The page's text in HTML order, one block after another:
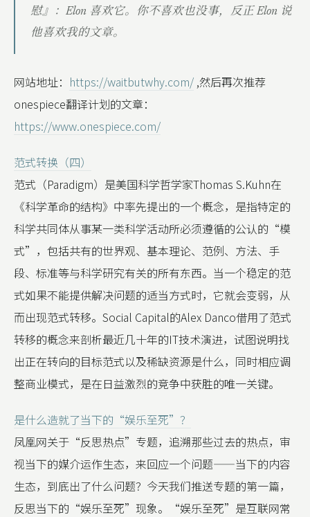
慰』：Elon 喜欢它。你不喜欢也没事，反正 Elon 说
他喜欢我的文章。
网站地址： https://waitbutwhy.com/ ,然后再次推荐
onespiece翻译计划的文章：
https://www.onespiece.com/
范式转换（四）
范式（Paradigm）是美国科学哲学家Thomas S.Kuhn在
《科学革命的结构》中率先提出的一个概念，是指特定的
科学共同体从事某一类科学活动所必须遵循的公认的“模
式”，包括共有的世界观、基本理论、范例、方法、手
段、标准等与科学研究有关的所有东西。当一个稳定的范
式如果不能提供解决问题的适当方式时，它就会变弱，从
而出现范式转移。Social Capital的Alex Danco借用了范式
转移的概念来剖析最近几十年的IT技术演进，试图说明找
出正在转向的目标范式以及稀缺资源是什么，同时相应调
整商业模式，是在日益激烈的竞争中获胜的唯一关键。
是什么造就了当下的“娱乐至死”？
凤凰网关于“反思热点”专题，追溯那些过去的热点，审
视当下的媒介运作生态，来回应一个问题——当下的内容
生态，到底出了什么问题？今天我们推送专题的第一篇，
反思当下的“娱乐至死”现象。“娱乐至死”是互联网常